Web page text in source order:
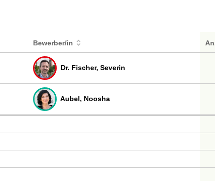
Bewerber/in
Dr. Fischer, Severin
Aubel, Noosha